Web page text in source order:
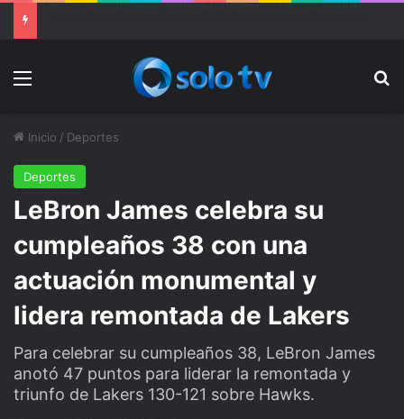
Menu
Inicio / Deportes
Deportes
LeBron James celebra su
cumpleaños 38 con una
actuación monumental y
lidera remontada de Lakers
Para celebrar su cumpleaños 38, LeBron James
anotó 47 puntos para liderar la remontada y
triunfo de Lakers 130-121 sobre Hawks.